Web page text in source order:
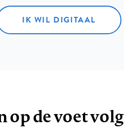
IK WIL DIGITAAL
de voet